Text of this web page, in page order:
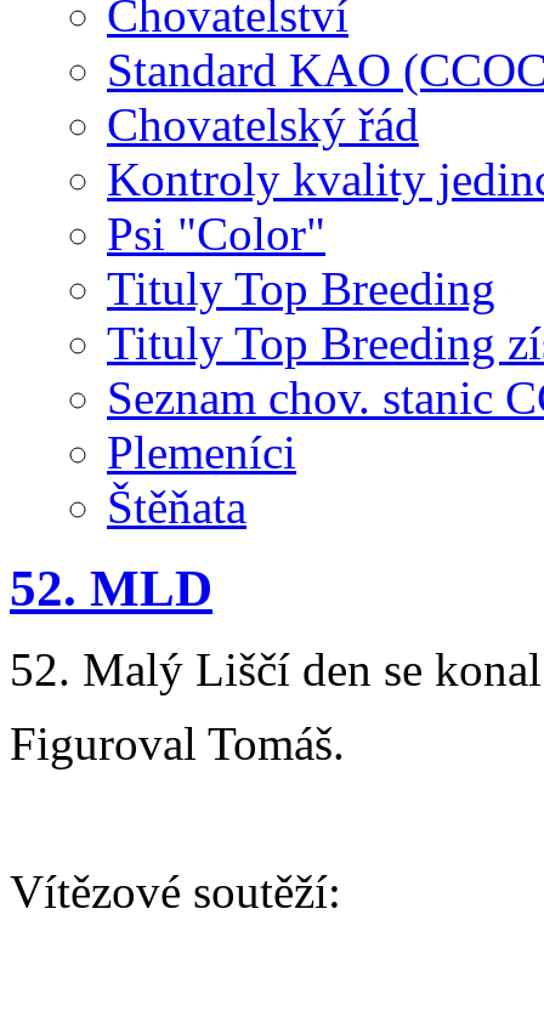
Chovatelství
Standard KAO
Chovatelský řád
Kontroly kvality
Psi "Color"
Tituly Top Breeding
Tituly Top Breeding
Seznam chov. stanic
Plemeníci
Štěňata
52. MLD
52. Malý Liščí den se
Figuroval Tomáš.
Vítězové soutěží: